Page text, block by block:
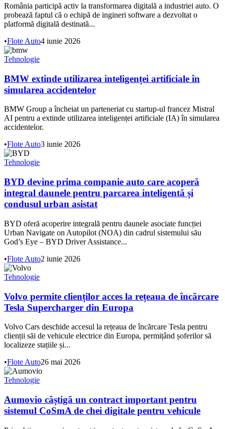
România participă activ la transformarea digitală a industriei auto. O
probează faptul că o echipă de ingineri software a dezvoltat o
platformă digitală destinată...
•Flote Auto4 iunie 2026
Tehnologie
BMW extinde utilizarea inteligenței artificiale în
simularea accidentelor
BMW Group a încheiat un parteneriat cu startup-ul francez Mistral
AI pentru a extinde utilizarea inteligenței artificiale (IA) în simularea
accidentelor.
•Flote Auto3 iunie 2026
Tehnologie
BYD devine prima companie auto care acoperă
integral daunele pentru parcarea inteligentă și
condusul urban asistat
BYD oferă acoperire integrală pentru daunele asociate funcției
Urban Navigate on Autopilot (NOA) din cadrul sistemului său
God’s Eye – BYD Driver Assistance...
•Flote Auto2 iunie 2026
Tehnologie
Volvo permite clienților acces la rețeaua de încărcare
Tesla Supercharger din Europa
Volvo Cars deschide accesul la rețeaua de încărcare Tesla pentru
clienții săi de vehicule electrice din Europa, permițând șoferilor să
localizeze stațiile și...
•Flote Auto26 mai 2026
Tehnologie
Aumovio câștigă un contract important pentru
sistemul CoSmA de chei digitale pentru vehicule